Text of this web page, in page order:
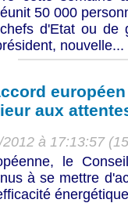
50 000
d'Etat ou de
nouvelle...
aux
à 17:13:57
le
à se mettre